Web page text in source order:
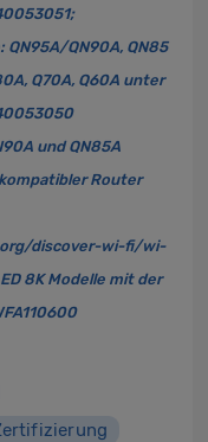
QN95A/QN90A, QN85
Q70A, Q60A unter
und QN85A
Router
discover-wi-fi/wi-
8K Modelle mit der